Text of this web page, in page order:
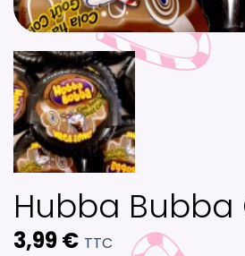
Hubba Bubba
3,99 € TTC